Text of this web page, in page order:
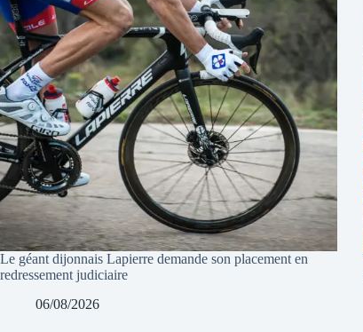
Le géant dijonnais Lapierre demande son placement en
redressement judiciaire
06/08/2026